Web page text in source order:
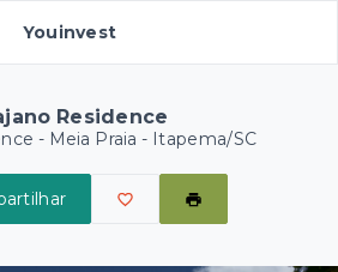
Youinvest
Residence
- Meia Praia - Itapema/SC